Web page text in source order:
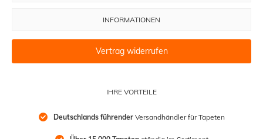
IHRE VORTEILE
Deutschlands führender Versandhändler für Tapeten
INFORMATIONEN
Vertrag widerrufen